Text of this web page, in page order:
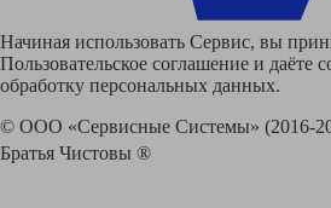
Начиная использовать Сервис, вы
Пользовательское соглашение и даёте
обработку персональных данных.
© ООО «Сервисные Системы» (2016-
Братья Чистовы ®